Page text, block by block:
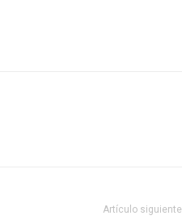
Artículo siguiente